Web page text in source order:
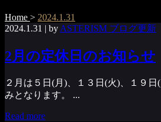
Home > 2024.1.31
2024.1.31 | by ASTERISM ブログ更新
2月の定休日のお知らせ
２月は５日(月)、１３日(火)、１９
みとなります。 ...
Read more